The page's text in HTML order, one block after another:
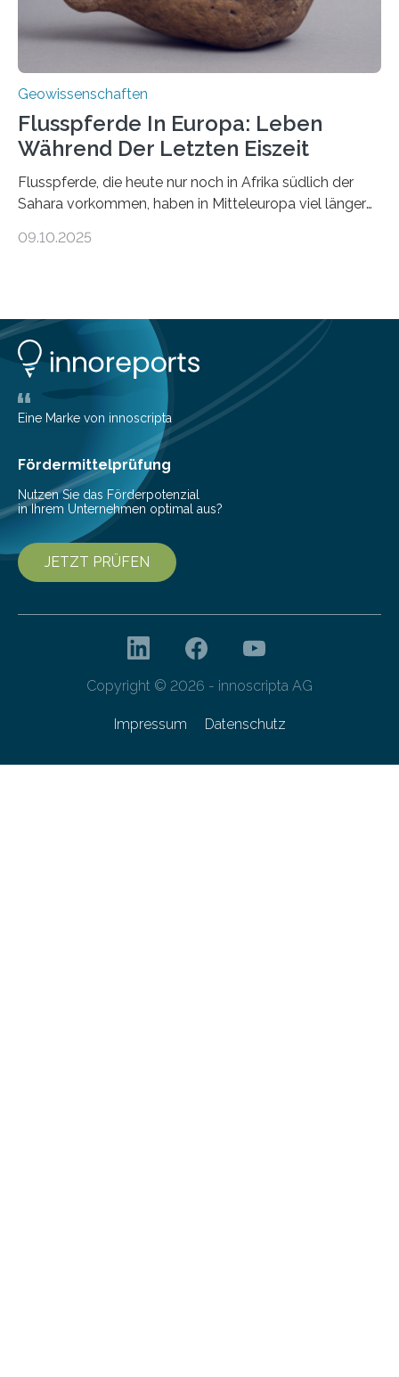
Geowissenschaften
Flusspferde In Europa: Leben
Während Der Letzten Eiszeit
Flusspferde, die heute nur noch in Afrika südlich der
Sahara vorkommen, haben in Mitteleuropa viel länger
Knochenfunden zeigen, dass Flusspferde noch vor
Universität Potsdam und die Reiss-Engelhorn-Museen
Mannheim mit dem Curt-Engelhorn-Zentrum
Archäometrie hat dazu eine Studie im Fachjournal
Current Biology veröffentlicht. Bisher ging man davon
aus, dass gewöhnliche Flusspferde (Hippopotamus
amphibius) in Mitteleuropa vor ungefähr…
09.10.2025
Eine Marke von innoscripta
Fördermittelprüfung
Nutzen Sie das Förderpotenzial
in Ihrem Unternehmen optimal aus?
JETZT PRÜFEN
Copyright © 2026 - innoscripta AG
Impressum Datenschutz